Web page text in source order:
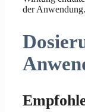
der Anwendung.